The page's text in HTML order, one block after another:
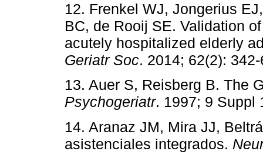
12. Frenkel WJ, Jongerius
BC, de Rooij SE. Validation
acutely hospitalized elderly
Geriatr Soc. 2014; 62(2):
13. Auer S, Reisberg B. The
Psychogeriatr. 1997; 9 Suppl
14. Aranaz JM, Mira JJ,
asistenciales integrados.